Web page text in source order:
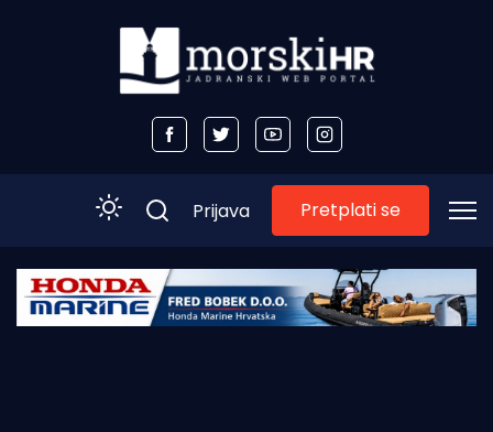
Početna
Prijava Pretplati se